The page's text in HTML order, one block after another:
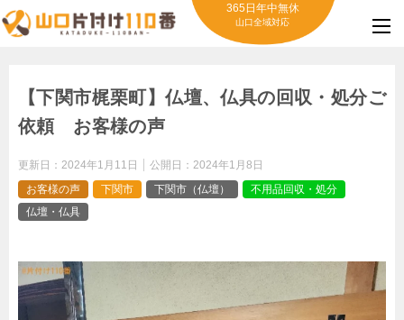
365日年中無休
山口全域対応
【下関市梶栗町】仏壇、仏具の回収・処分ご
依頼 お客様の声
更新日： 2024年1月11日 公開日： 2024年1月8日
お客様の声
下関市 下関市（仏壇）
不用品回収・処分
仏壇・仏具